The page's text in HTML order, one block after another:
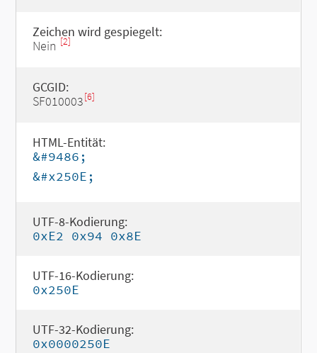
Zeichen wird gespiegelt:
Nein [2]
GCGID:
SF010003[6]
HTML-Entität:
&#9486;
&#x250E;
UTF-8-Kodierung:
0xE2 0x94 0x8E
UTF-16-Kodierung:
0x250E
UTF-32-Kodierung:
0x0000250E